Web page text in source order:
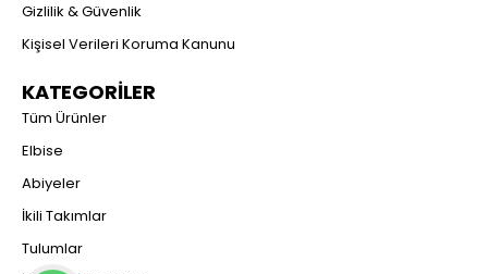
Gizlilik & Güvenlik
Kişisel Verileri Koruma Kanunu
KATEGORİLER
Tüm Ürünler
Elbise
Abiyeler
İkili Takımlar
Tulumlar